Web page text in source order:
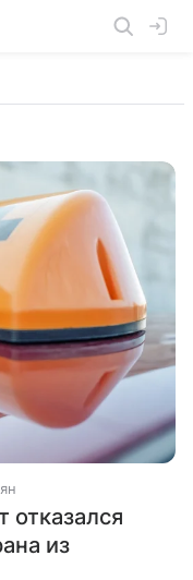
отказался
из